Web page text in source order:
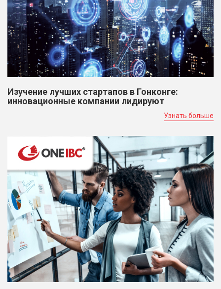
Изучение лучших стартапов в Гонконге:
инновационные компании лидируют
Узнать больше